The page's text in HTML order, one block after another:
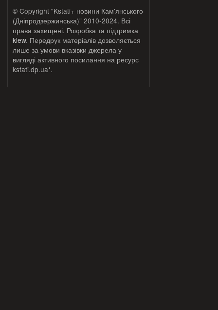
© Copyright "Kstati+ новини Кам'янського
(Дніпродзержинська)" 2010-2024. Всі
права захищені. Розробка та підтримка
klew. Передрук матеріалів дозволяється
лише за умови вказівки джерела у
вигляді активного посилання на ресурс
kstati.dp.ua*.